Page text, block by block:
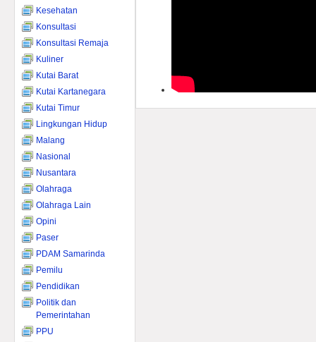
Kesehatan
Konsultasi
Konsultasi Remaja
Kuliner
Kutai Barat
Kutai Kartanegara
Kutai Timur
Lingkungan Hidup
Malang
Nasional
Nusantara
Olahraga
Olahraga Lain
Opini
Paser
PDAM Samarinda
Pemilu
Pendidikan
Politik dan
Pemerintahan
PPU